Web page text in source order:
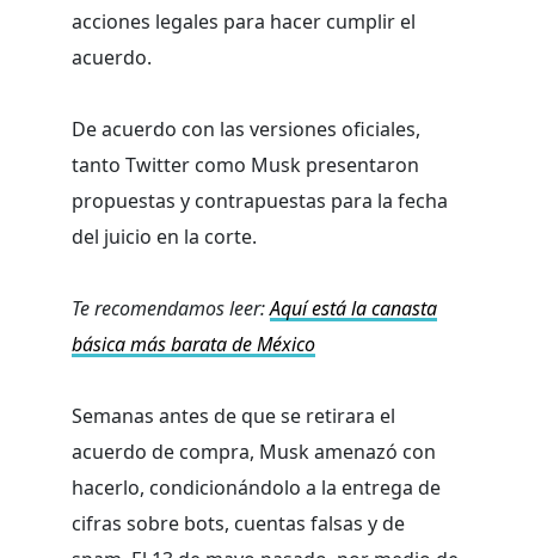
acciones legales para hacer cumplir el
acuerdo.
De acuerdo con las versiones oficiales,
tanto Twitter como Musk presentaron
propuestas y contrapuestas para la fecha
del juicio en la corte.
Te recomendamos leer:Aquí está la canasta
básica más barata de México
Semanas antes de que se retirara el
acuerdo de compra, Musk amenazó con
hacerlo, condicionándolo a la entrega de
cifras sobre bots, cuentas falsas y de